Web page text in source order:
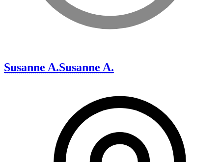
Susanne A.Susanne A.